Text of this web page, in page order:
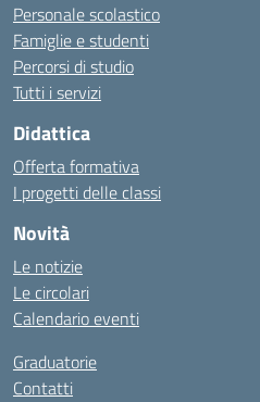
Personale scolastico
Famiglie e studenti
Percorsi di studio
Tutti i servizi
Didattica
Offerta formativa
I progetti delle classi
Novità
Le notizie
Le circolari
Calendario eventi
Graduatorie
Contatti